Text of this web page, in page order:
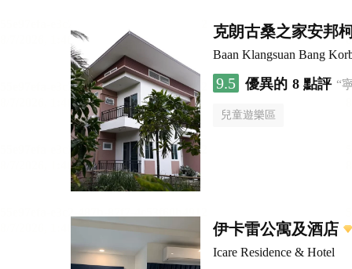
克朗古桑之家安邦
Baan Klangsuan Bang
9.5 優異的 8 點評 “
兒童遊樂區
伊卡雷公寓及酒店
Icare Residence & Hotel